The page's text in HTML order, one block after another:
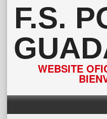
F.S.
WEBSITE